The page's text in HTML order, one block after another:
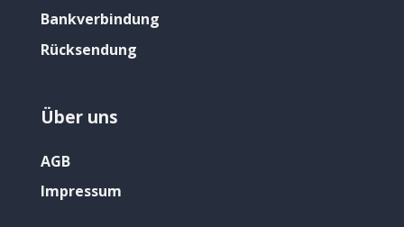
Bankverbindung
Rücksendung
Über uns
AGB
Impressum